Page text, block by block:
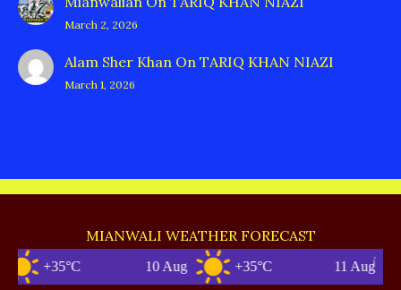
March 2, 2026
Alam Sher Khan On TARIQ KHAN NIAZI
March 1, 2026
MIANWALI WEATHER FORECAST
+35°C 10 Aug +35°C 11 Aug